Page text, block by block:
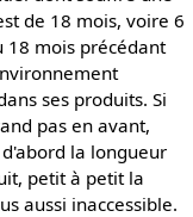
de 18 mois, voire 6
18 mois précédant
ses produits. Si
pas en avant,
la longueur
petit à petit la
aussi inaccessible.